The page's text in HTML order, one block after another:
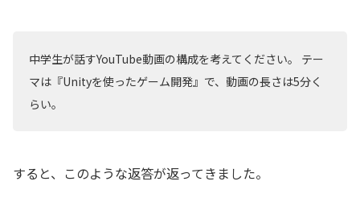
中学生が話すYouTube動画の構成を考えてください。 テー
マは『Unityを使ったゲーム開発』で、動画の長さは5分く
らい。
すると、このような返答が返ってきました。